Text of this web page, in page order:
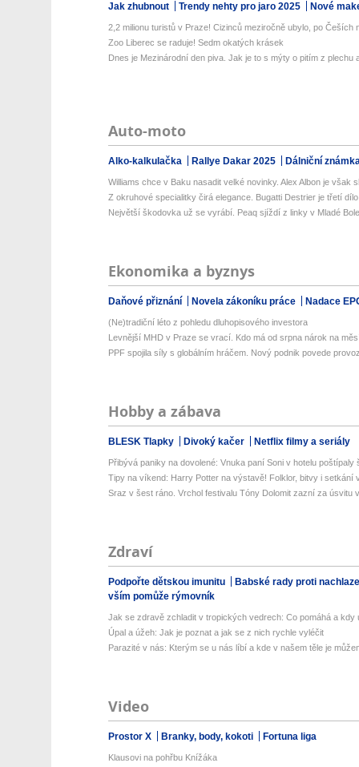
Jak zhubnout Trendy nehty pro jaro 2025 Nové
2,2 milionu turistů v Praze! Cizinců meziročně ubylo, po Češích
Zoo Liberec se raduje! Sedm okatých krásek
Dnes je Mezinárodní den piva. Jak je to s mýty o pitím z plechu
Auto-moto
Alko-kalkulačka Rallye Dakar 2025 Dálniční
Williams chce v Baku nasadit velké novinky. Alex Albon je však
Z okruhové specialitky čirá elegance. Bugatti Destrier je třetí
Největší škodovka už se vyrábí. Peaq sjíždí z linky v Mladé
Ekonomika a byznys
Daňové přiznání Novela zákoníku práce Nadace
(Ne)tradiční léto z pohledu dluhopisového investora
Levnější MHD v Praze se vrací. Kdo má od srpna nárok na
PPF spojila síly s globálním hráčem. Nový podnik povede
Hobby a zábava
BLESK Tlapky Divoký kačer Netflix filmy a seriály
Přibývá paniky na dovolené: Vnuka paní Soni v hotelu poštípaly
Tipy na víkend: Harry Potter na výstavě! Folklor, bitvy i setkání
Sraz v šest ráno. Vrchol festivalu Tóny Dolomit zazní za úsvitu
Zdraví
Podpořte dětskou imunitu
Babské rady proti
vším pomůže rýmovník
Jak se zdravě zchladit v tropických vedrech: Co pomáhá a kdy
Úpal a úžeh: Jak je poznat a jak se z nich rychle vyléčit
Parazité v nás: Kterým se u nás líbí a kde v našem těle je
Video
Prostor X Branky, body, kokoti Fortuna liga
Klausovi na pohřbu Knížáka